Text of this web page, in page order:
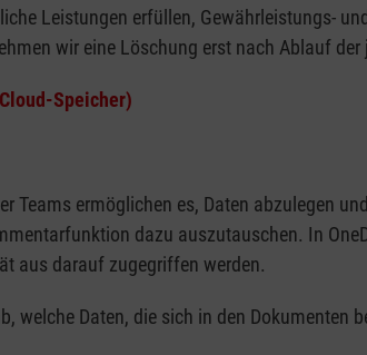
Leistungen erfüllen, Gewährleistungs-
wir eine Löschung erst nach Ablauf
Speicher)
Teams ermöglichen es, Daten abzulegen
dazu auszutauschen. In
aus darauf zugegriffen werden.
welche Daten, die sich in den Dokumenten